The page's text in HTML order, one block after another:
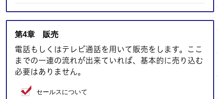
第4章 販売
電話もしくはテレビ通話を用いて販売をします。ここ
までの一連の流れが出来ていれば、基本的に売り込む
必要はありません。
セールスについて